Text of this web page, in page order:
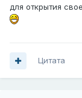
для открытия
Цитата